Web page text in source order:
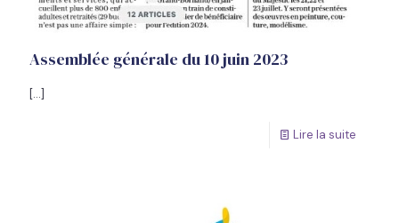
Assemblée générale du 10 juin 2023
[…]
Lire la suite